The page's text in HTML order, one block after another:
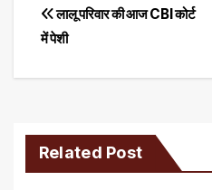
Post
navigation
लालू परिवार की आज CBI कोर्ट
में पेशी
Related Post